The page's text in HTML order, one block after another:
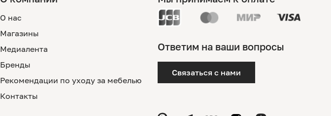
О нас
Магазины
Медиалента
Бренды
Рекомендации по уходу за мебелью
Контакты
Ответим на ваши вопросы
Связаться с нами